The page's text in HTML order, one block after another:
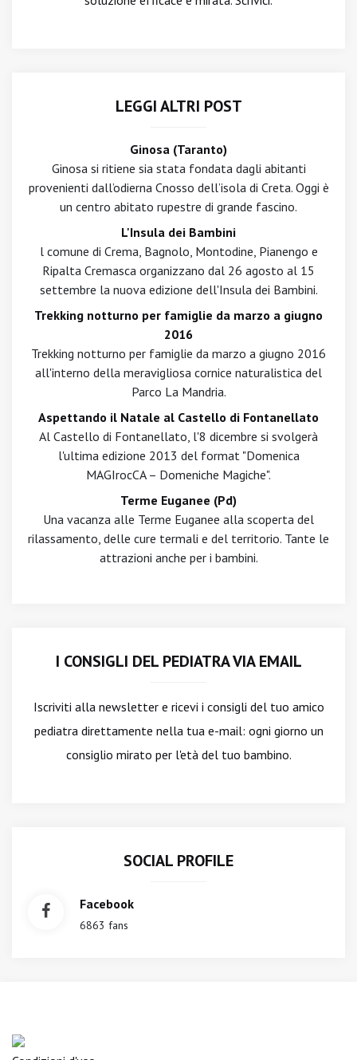
LEGGI ALTRI POST
Ginosa (Taranto)
Ginosa si ritiene sia stata fondata dagli abitanti
provenienti dall’odierna Cnosso dell’isola di Creta. Oggi è
un centro abitato rupestre di grande fascino.
L'Insula dei Bambini
l comune di Crema, Bagnolo, Montodine, Pianengo e
Ripalta Cremasca organizzano dal 26 agosto al 15
settembre la nuova edizione dell'Insula dei Bambini.
Trekking notturno per famiglie da marzo a giugno
2016
Trekking notturno per famiglie da marzo a giugno 2016
all'interno della meravigliosa cornice naturalistica del
Parco La Mandria.
Aspettando il Natale al Castello di Fontanellato
Al Castello di Fontanellato, l'8 dicembre si svolgerà
l'ultima edizione 2013 del format "Domenica
MAGIrocCA – Domeniche Magiche".
Terme Euganee (Pd)
Una vacanza alle Terme Euganee alla scoperta del
rilassamento, delle cure termali e del territorio. Tante le
attrazioni anche per i bambini.
I CONSIGLI DEL PEDIATRA VIA EMAIL
Iscriviti alla newslettere ricevi i consigli del tuo amico
pediatra direttamente nella tua e-mail: ogni giorno un
consiglio mirato per l'età del tuo bambino.
SOCIAL PROFILE
Facebook
6863 fans